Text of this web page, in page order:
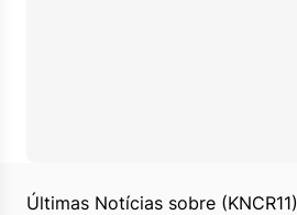
Últimas Notícias sobre (KNCR11)